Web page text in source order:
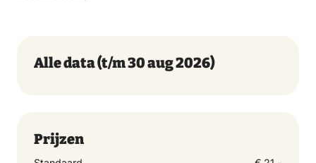
Alle data(t/m 30 aug 2026)
Prijzen